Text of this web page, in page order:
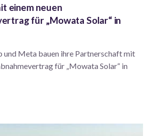
einem neuen
für „Mowata Solar“ in
und Meta bauen ihre Partnerschaft mit
für „Mowata Solar“ in